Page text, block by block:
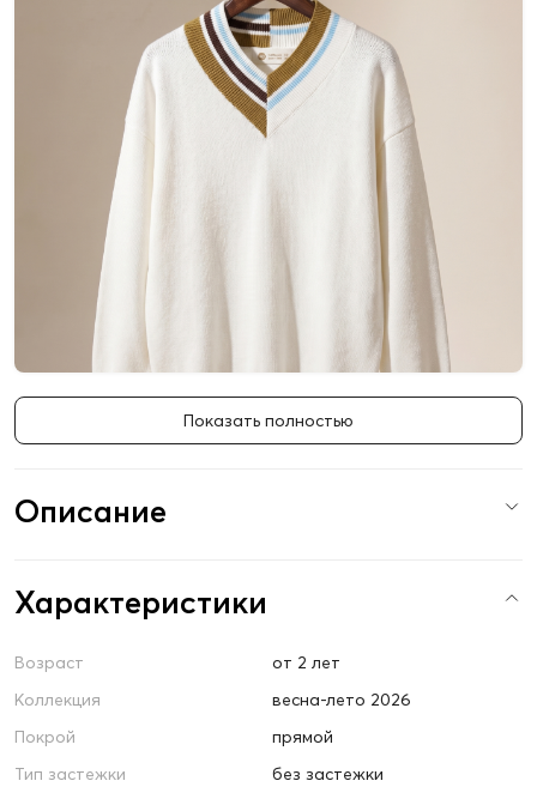
Показать полностью
Описание
Характеристики
Возраст
от 2 лет
Коллекция
весна-лето 2026
Покрой
прямой
Тип застежки
без застежки